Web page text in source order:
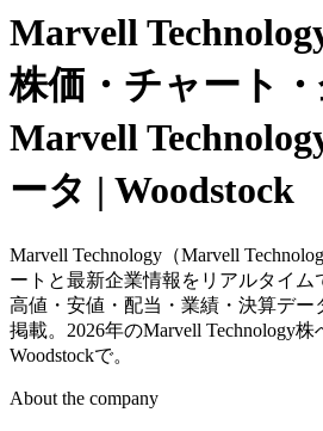
Marvell
株価・チャート
Marvell
ータ | Woodstock
Marvell Technology（Marvell
ートと最新企業情報をリアルタイム
高値・安値・配当・業績・決算デー
掲載。2026年のMarvell Technology
Woodstockで。
About the company